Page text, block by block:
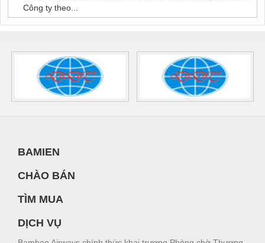
Công ty theo...
BAMIEN
CHÀO BÁN
TÌM MUA
DỊCH VỤ